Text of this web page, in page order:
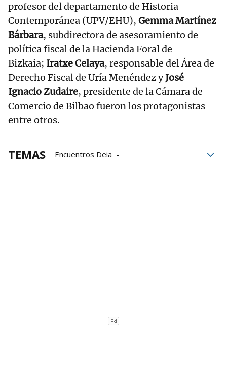
profesor del departamento de Historia
Contemporánea (UPV/EHU), Gemma Martínez
Bárbara, subdirectora de asesoramiento de
política fiscal de la Hacienda Foral de
Bizkaia; Iratxe Celaya, responsable del Área de
Derecho Fiscal de Uría Menéndez yJosé
Ignacio Zudaire, presidente de la Cámara de
Comercio de Bilbao fueron los protagonistas
entre otros.
TEMAS
Encuentros Deia